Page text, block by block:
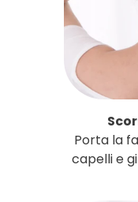
Porta la
capelli e